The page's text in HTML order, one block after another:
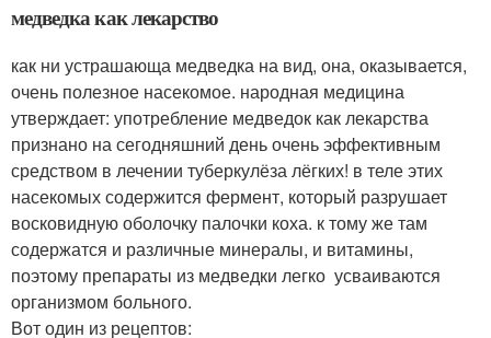
медведка как лекарство
как ни устрашающа медведка на вид, она, оказывается,
очень полезное насекомое. народная медицина
утверждает: употребление медведок как лекарства
признано на сегодняшний день очень эффективным
средством в лечении туберкулёза лёгких! в теле этих
насекомых содержится фермент, который разрушает
восковидную оболочку палочки коха. к тому же там
содержатся и различные минералы, и витамины,
поэтому препараты из медведки легко усваиваются
организмом больного.
Вот один из рецептов: